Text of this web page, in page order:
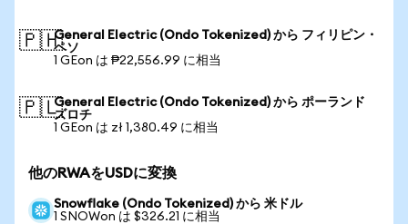
🇵🇭General Electric (Ondo Tokenized) から フィリピン・
ペソ
1 GEon は ₱22,556.99 に相当
🇵🇱General Electric (Ondo Tokenized) から ポーランド
ズロチ
1 GEon は zł 1,380.49 に相当
他のRWAをUSDに変換
Snowflake (Ondo Tokenized) から 米ドル
1 SNOWon は $326.21 に相当